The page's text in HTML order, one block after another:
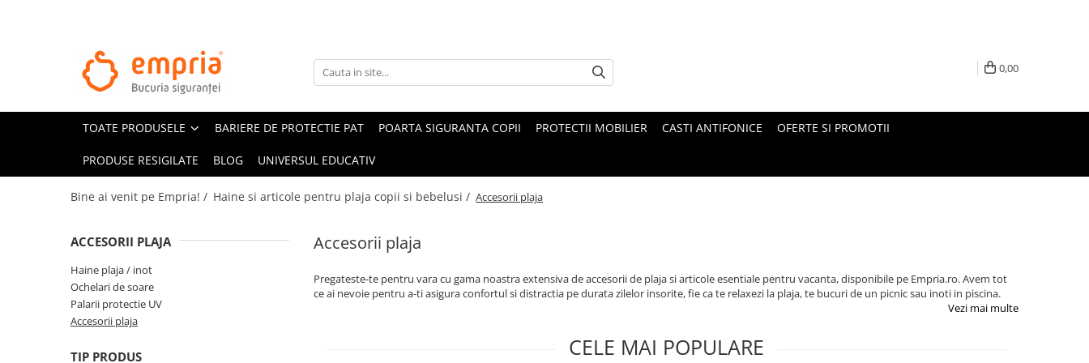
TOATE PRODUSELE
Oferte Protectii Laterale Pat
Bariere protectie pentru pat
Aparatori laterale patut bebe
Sigurante pentru sertare si usi
Sigurante geamuri si usi glisante
Kituri de siguranta pentru copii si
Protectii casa
0,00
TOATE PRODUSELE BARIERE DE PROTECTIE PAT POARTA SIGURANTA COPII PROTECTII MOBILIER CASTI ANTIFONICE OFERTE SI PROMOTII
PRODUSE RESIGILATE BLOG UNIVERSUL EDUCATIV
Bine ai venit pe Empria! / Haine si articole pentru plaja copii si bebelusi / Accesorii plaja
Accesorii plaja
Pregateste-te pentru vara cu gama noastra extensiva de accesorii de plaja si articole esentiale pentru vacanta, disponibile pe Empria.ro. Avem tot
ce ai nevoie pentru a-ti asigura confortul si distractia pe durata zilelor insorite, fie ca te relaxezi la plaja, te bucuri de un picnic sau inoti in piscina.
Vezi mai multe
ACCESORII PLAJA
Haine plaja / inot
Ochelari de soare
Palarii protectie UV
Accesorii plaja
TIP PRODUS CELE MAI POPULARE